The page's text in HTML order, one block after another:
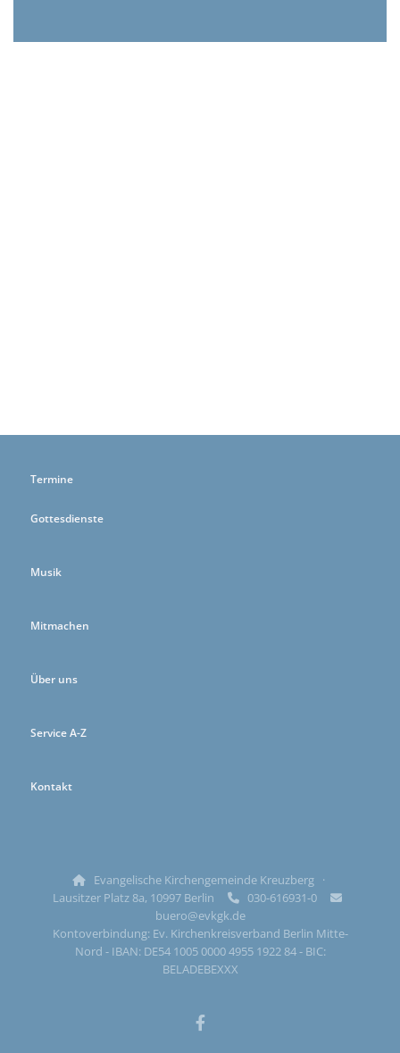
Termine
Gottesdienste
Musik
Mitmachen
Über uns
Service A-Z
Kontakt

Evangelische Kirchengemeinde Kreuzberg ·
Lausitzer Platz 8a, 10997 Berlin
 030-616931-0 
buero@evkgk.de
Kontoverbindung: Ev. Kirchenkreisverband Berlin Mitte-
Nord - IBAN: DE54 1005 0000 4955 1922 84 - BIC:
BELADEBEXXX